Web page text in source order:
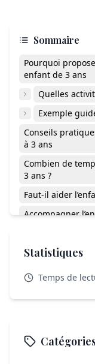
Sommaire
Pourquoi
enfant de 3 ans
Quelles
Exemple
Conseils
à 3 ans
Combien de
3 ans ?
Faut-il aider
Accompagner
Statistiques
Temps de